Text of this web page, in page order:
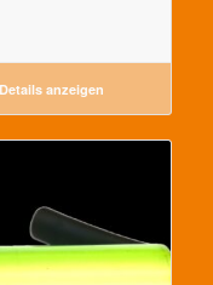
Details anzeigen